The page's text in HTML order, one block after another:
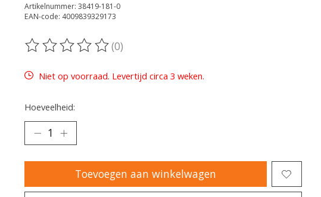
Artikelnummer: 38419-181-0
EAN-code: 4009839329173
De beoordeling van dit product is
(0)
Niet op voorraad. Levertijd circa 3 weken.
Hoeveelheid:
Toevoegen aan winkelwagen